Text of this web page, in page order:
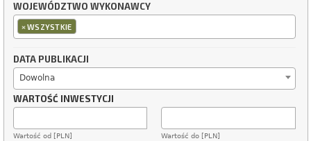
WOJEWÓDZTWO WYKONAWCY
×WSZYSTKIE
DATA PUBLIKACJI
Dowolna
WARTOŚĆ INWESTYCJI
Wartość od [PLN] Wartość do [PLN]